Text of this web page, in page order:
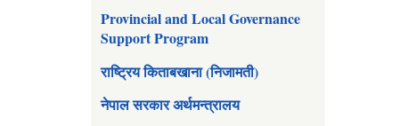
Provincial and Local Governance
Support Program
राष्ट्रिय किताबखाना (निजामती)
नेपाल सरकार अर्थमन्त्रालय